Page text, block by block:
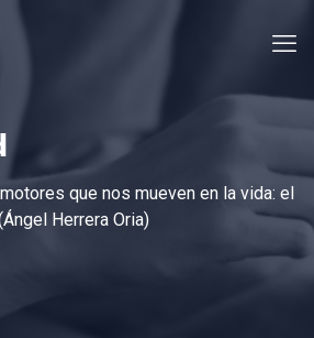
que nos mueven en la vida: el
Herrera Oria)